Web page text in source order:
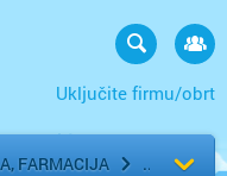
Uključite firmu/obrt
FARMACIJA